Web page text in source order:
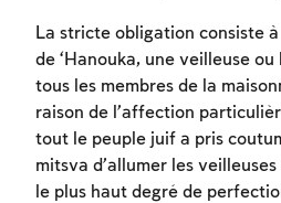
La stricte obligation consiste
de ‘Hanouka, une veilleuse
tous les membres de la
raison de l’affection
tout le peuple juif a pris
mitsva d’allumer les
le plus haut degré de